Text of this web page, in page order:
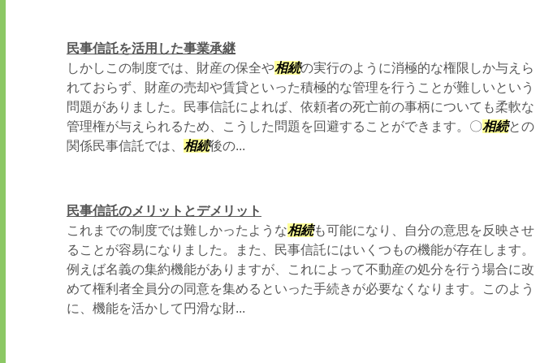
民事信託を活用した事業承継
しかしこの制度では、財産の保全や相続の実行のように消極的な権限しか与えら
れておらず、財産の売却や賃貸といった積極的な管理を行うことが難しいという
問題がありました。民事信託によれば、依頼者の死亡前の事柄についても柔軟な
管理権が与えられるため、こうした問題を回避することができます。〇相続との
関係民事信託では、 相続後の...
民事信託のメリットとデメリット
これまでの制度では難しかったような相続も可能になり、自分の意思を反映させ
ることが容易になりました。また、民事信託にはいくつもの機能が存在します。
例えば名義の集約機能がありますが、これによって不動産の処分を行う場合に改
めて権利者全員分の同意を集めるといった手続きが必要なくなります。このよう
に、機能を活かして円滑な財...